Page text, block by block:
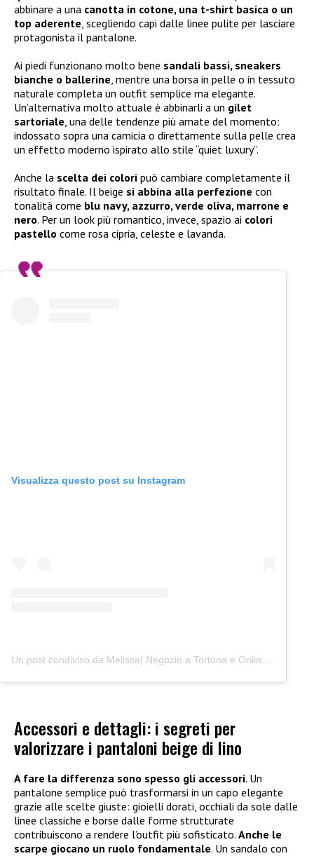
abbinare a una canotta in cotone, una t-shirt basica o un
top aderente , scegliendo capi dalle linee pulite per lasciare
protagonista il pantalone.
Ai piedi funzionano molto bene sandali bassi, sneakers
bianche o ballerine , mentre una borsa in pelle o in tessuto
naturale completa un outfit semplice ma elegante.
Un’alternativa molto attuale è abbinarli a un gilet
sartoriale , una delle tendenze più amate del momento:
indossato sopra una camicia o direttamente sulla pelle crea
un effetto moderno ispirato allo stile “quiet luxury”.
Anche la scelta dei colori può cambiare completamente il
risultato finale. Il beige si abbina alla perfezione con
tonalità come blu navy, azzurro, verde oliva, marrone e
nero. Per un look più romantico, invece, spazio ai colori
pastello come rosa cipria, celeste e lavanda.
Visualizza questo post su Instagram
Un post condiviso da Melissa| Negozio a Tortona e Online (@junocreativelab)
Accessori e dettagli: i segreti per
valorizzare i pantaloni beige di lino
A fare la differenza sono spesso gli accessori. Un
pantalone semplice può trasformarsi in un capo elegante
grazie alle scelte giuste: gioielli dorati, occhiali da sole dalle
linee classiche e borse dalle forme strutturate
contribuiscono a rendere l’outfit più sofisticato. Anche le
scarpe giocano un ruolo fondamentale. Un sandalo con